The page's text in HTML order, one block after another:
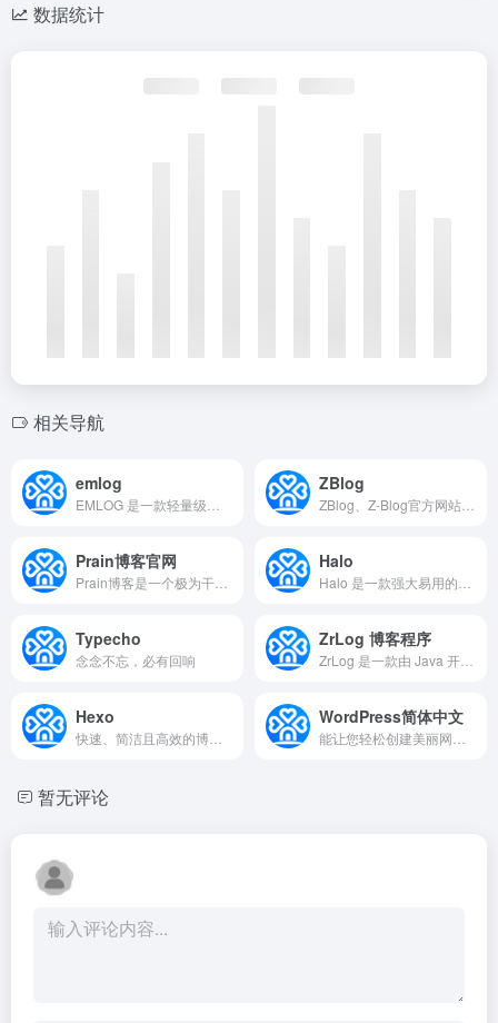
数据统计
相关导航
emlog ZBlog
Prain博客官网 Halo
Typecho
念念不忘，必有回响
ZrLog 博客程序
Hexo WordPress简体中文
暂无评论